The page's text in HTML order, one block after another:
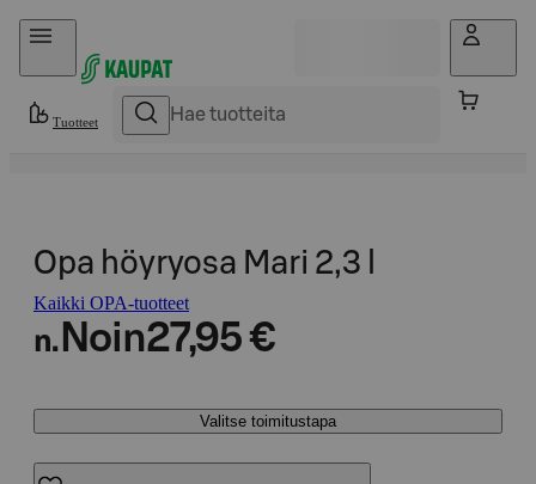
Hyppää sisältöön
Tuotteet
Opa höyryosa Mari 2,3 l
Kaikki OPA-tuotteet
n. Noin27,95 €
Valitse toimitustapa